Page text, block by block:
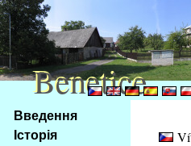
Na
obsah
stránky
Введення
Історія
Benetice
Benetice